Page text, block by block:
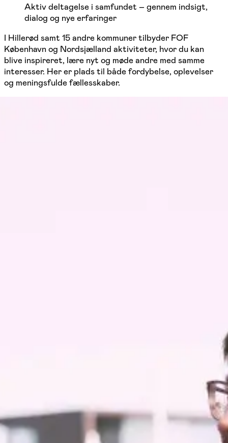
Aktiv deltagelse i samfundet – gennem indsigt,
dialog og nye erfaringer
I Hillerød samt 15 andre kommuner tilbyder FOF
København og Nordsjælland aktiviteter, hvor du kan
blive inspireret, lære nyt og møde andre med samme
interesser. Her er plads til både fordybelse, oplevelser
og meningsfulde fællesskaber.